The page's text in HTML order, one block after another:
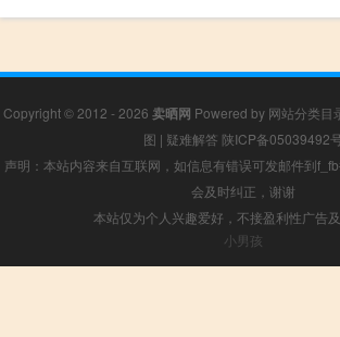
Copyright © 2012 - 2026 卖晒网 Powered by 网站分类目
图 | 疑难解答 陕ICP备05039492
声明：本站内容来自互联网，如信息有错误可发邮件到
会及时纠正，谢谢
本站仅为个人兴趣爱好，不接盈利性广告
小男孩